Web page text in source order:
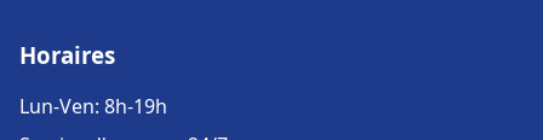
Horaires
Lun-Ven: 8h-19h